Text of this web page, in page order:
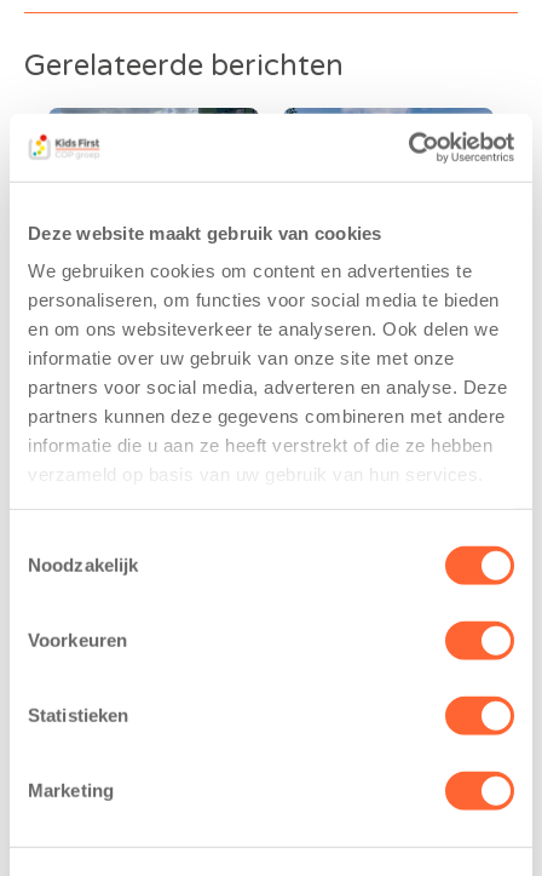
Deze website maakt gebruik van cookies
We gebruiken cookies om content en advertenties te
personaliseren, om functies voor social media te bieden
en om ons websiteverkeer te analyseren. Ook delen we
informatie over uw gebruik van onze site met onze
partners voor social media, adverteren en analyse. Deze
partners kunnen deze gegevens combineren met andere
informatie die u aan ze heeft verstrekt of die ze hebben
verzameld op basis van uw gebruik van hun services.
Noodzakelijk
Voorkeuren
Statistieken
Marketing
Gerelateerde berichten
Kinderen BSO
De
Westerburcht
trainen alvast
voor Kids First
Mini 4 Mijl
Eelde, 6 augustus
donderdag alvast
Mini 4 Mijl. Zij
kregen een…
Kids First
tekent
koopcontract
voor nieuw
kindcentrum in
wijk Wiarda in
Leeuwarden
belangrijke stap
realisatie van een